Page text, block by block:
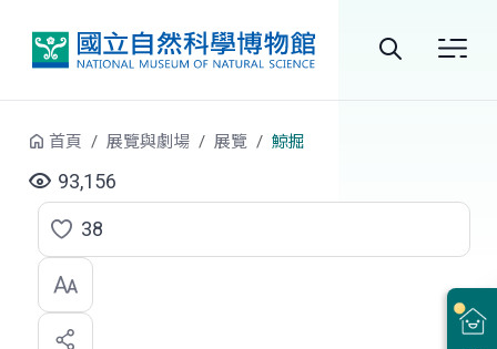
尋
首頁 展覽與劇場 展覽 鯨掘
93,156
點
選
喜
38